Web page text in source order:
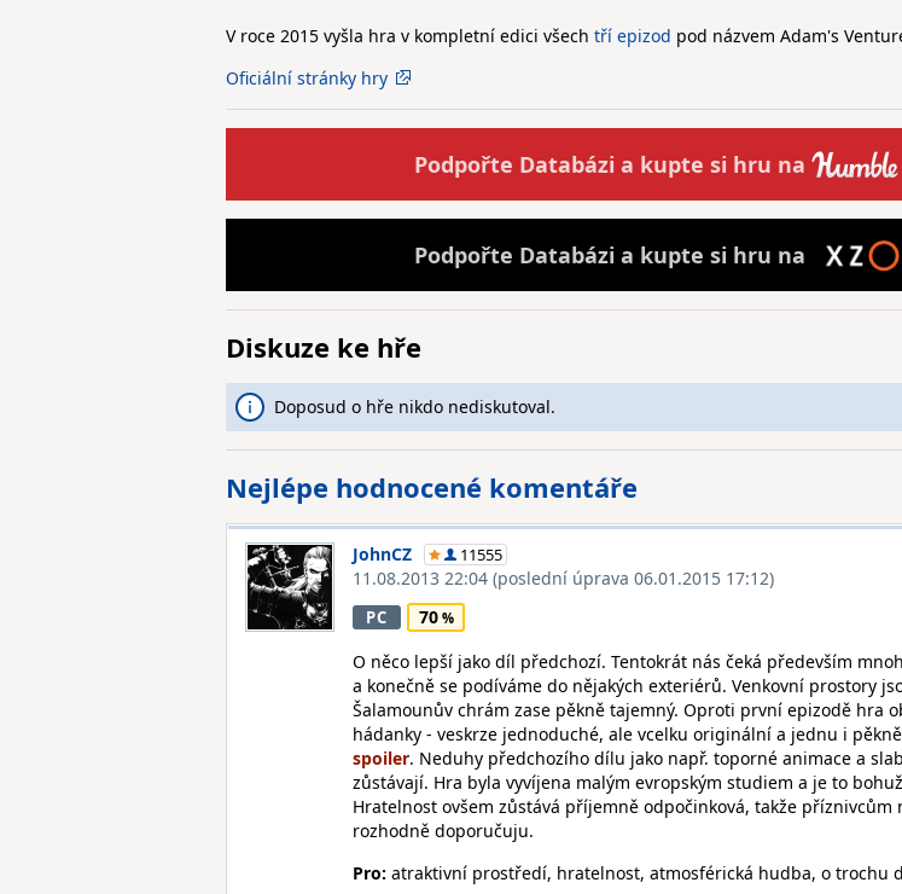
V roce 2015 vyšla hra v kompletní edici všech tří epizod pod názvem Adam's
Oficiální stránky hry
Podpořte Databázi a kupte si hru na
Podpořte Databázi a kupte si hru na
Diskuze ke hře
Doposud o hře nikdo nediskutoval.
Nejlépe hodnocené komentáře
JohnCZ 11555
11.08.2013 22:04 (poslední úprava 06.01.2015 17:12)
PC
70
O něco lepší jako díl předchozí. Tentokrát nás čeká především
a konečně se podíváme do nějakých exteriérů. Venkovní prostory
Šalamounův chrám zase pěkně tajemný. Oproti první epizodě hra
hádanky - veskrze jednoduché, ale vcelku originální a jednu i
. Neduhy předchozího dílu jako např. toporné animace a
zůstávají. Hra byla vyvíjena malým evropským studiem a je to
Hratelnost ovšem zůstává příjemně odpočinková, takže
rozhodně doporučuju.
Pro: atraktivní prostředí, hratelnost, atmosférická hudba, o trochu